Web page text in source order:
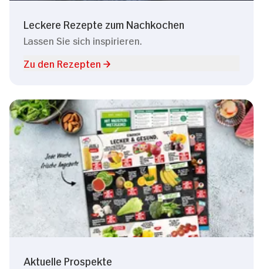
Leckere Rezepte zum Nachkochen
Lassen Sie sich inspirieren.
Zu den Rezepten
Aktuelle Prospekte